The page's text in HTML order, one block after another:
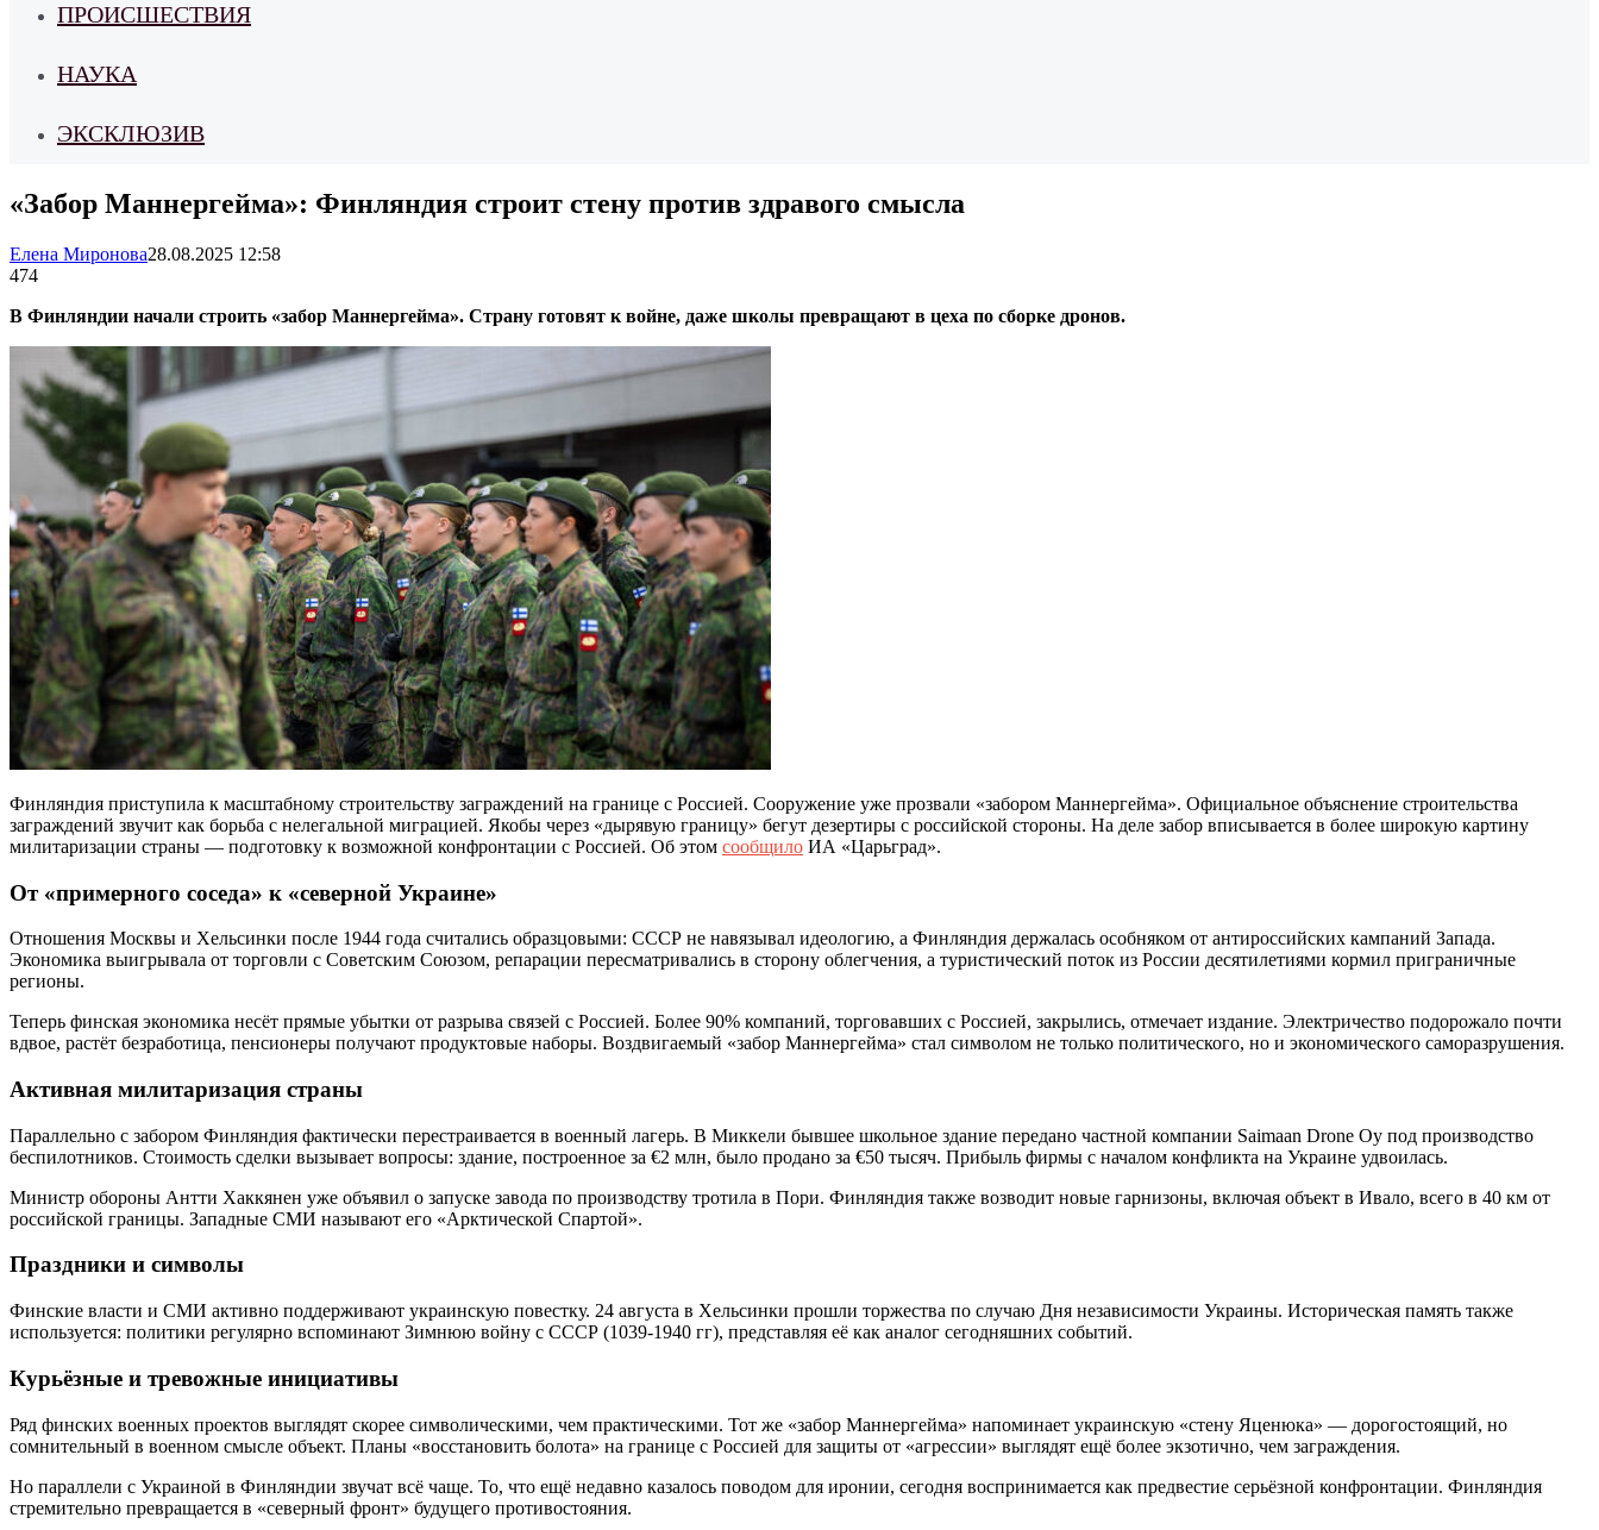
ПРОИСШЕСТВИЯ
НАУКА
ЭКСКЛЮЗИВ
«Забор Маннергейма»: Финляндия строит стену против здравого смысла
Елена Миронова28.08.2025 12:58
474
В Финляндии начали строить «забор Маннергейма». Страну готовят к войне, даже школы превращают в цеха по сборке дронов.
Финляндия приступила к масштабному строительству заграждений на границе с Россией. Сооружение уже прозвали «забором Маннергейма». Официальное объяснение строительства
заграждений звучит как борьба с нелегальной миграцией. Якобы через «дырявую границу» бегут дезертиры с российской стороны. На деле забор вписывается в более широкую картину
милитаризации страны — подготовку к возможной конфронтации с Россией. Об этом сообщило ИА «Царьград».
От «примерного соседа» к «северной Украине»
Отношения Москвы и Хельсинки после 1944 года считались образцовыми: СССР не навязывал идеологию, а Финляндия держалась особняком от антироссийских кампаний Запада.
Экономика выигрывала от торговли с Советским Союзом, репарации пересматривались в сторону облегчения, а туристический поток из России десятилетиями кормил приграничные
регионы.
Теперь финская экономика несёт прямые убытки от разрыва связей с Россией. Более 90% компаний, торговавших с Россией, закрылись, отмечает издание. Электричество подорожало почти
вдвое, растёт безработица, пенсионеры получают продуктовые наборы. Воздвигаемый «забор Маннергейма» стал символом не только политического, но и экономического саморазрушения.
Активная милитаризация страны
Параллельно с забором Финляндия фактически перестраивается в военный лагерь. В Миккели бывшее школьное здание передано частной компании Saimaan Drone Oy под производство
беспилотников. Стоимость сделки вызывает вопросы: здание, построенное за €2 млн, было продано за €50 тысяч. Прибыль фирмы с началом конфликта на Украине удвоилась.
Министр обороны Антти Хаккянен уже объявил о запуске завода по производству тротила в Пори. Финляндия также возводит новые гарнизоны, включая объект в Ивало, всего в 40 км от
российской границы. Западные СМИ называют его «Арктической Спартой».
Праздники и символы
Финские власти и СМИ активно поддерживают украинскую повестку. 24 августа в Хельсинки прошли торжества по случаю Дня независимости Украины. Историческая память также
используется: политики регулярно вспоминают Зимнюю войну с СССР (1039-1940 гг), представляя её как аналог сегодняшних событий.
Курьёзные и тревожные инициативы
Ряд финских военных проектов выглядят скорее символическими, чем практическими. Тот же «забор Маннергейма» напоминает украинскую «стену Яценюка» — дорогостоящий, но
сомнительный в военном смысле объект. Планы «восстановить болота» на границе с Россией для защиты от «агрессии» выглядят ещё более экзотично, чем заграждения.
Но параллели с Украиной в Финляндии звучат всё чаще. То, что ещё недавно казалось поводом для иронии, сегодня воспринимается как предвестие серьёзной конфронтации. Финляндия
стремительно превращается в «северный фронт» будущего противостояния.